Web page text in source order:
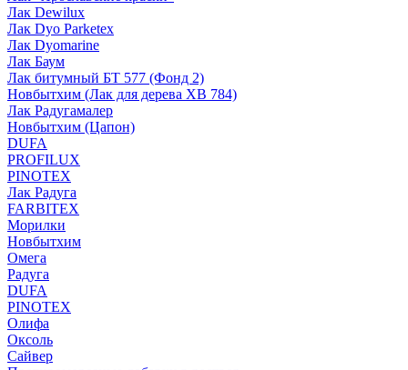
Лак Dewilux
Лак Dyo Parketex
Лак Dyomarine
Лак Баум
Лак битумный БТ 577 (Фонд 2)
Новбытхим (Лак для дерева ХВ 784)
Лак Радугамалер
Новбытхим (Цапон)
DUFA
PROFILUX
PINOTEX
Лак Радуга
FARBITEX
Морилки
Новбытхим
Омега
Радуга
DUFA
PINOTEX
Олифа
Оксоль
Сайвер